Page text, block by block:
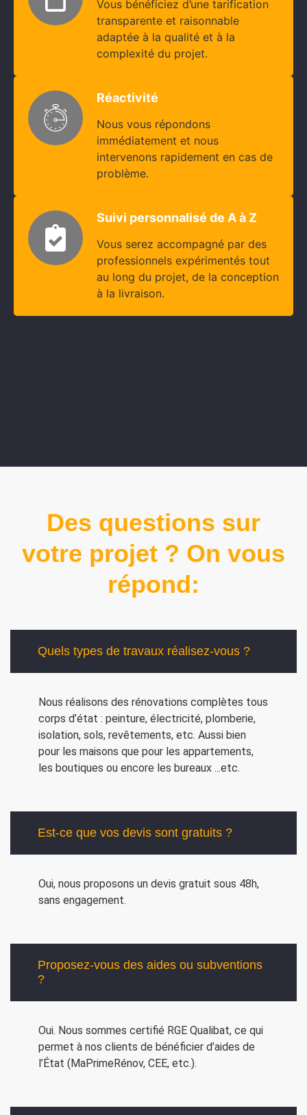
Vous bénéficiez d’une tarification
transparente et raisonnable
adaptée à la qualité et à la
complexité du projet.
Réactivité
Nous vous répondons
immédiatement et nous
intervenons rapidement en cas de
problème.
Suivi personnalisé de A à Z
Vous serez accompagné par des
professionnels expérimentés tout
au long du projet, de la conception
à la livraison.
Des questions sur
votre projet ? On vous
répond:
Quels types de travaux réalisez-vous ?
Nous réalisons des rénovations complètes tous
corps d’état : peinture, électricité, plomberie,
isolation, sols, revêtements, etc. Aussi bien
pour les maisons que pour les appartements,
les boutiques ou encore les bureaux ...etc.
Est-ce que vos devis sont gratuits ?
Oui, nous proposons un devis gratuit sous 48h,
sans engagement.
Proposez-vous des aides ou subventions
?
Oui. Nous sommes certifié RGE Qualibat, ce qui
permet à nos clients de bénéficier d’aides de
l’État (MaPrimeRénov, CEE, etc.).